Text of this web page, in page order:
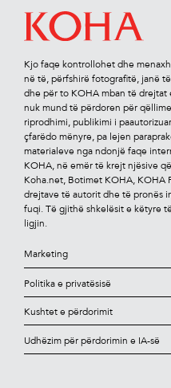
Kjo faqe kontrollohet dhe
në të, përfshirë fotograﬁtë, janë
dhe për to KOHA mban të drejtat
nuk mund të përdoren për
riprodhimi, publikimi i
çfarëdo mënyre, pa lejen
materialeve nga ndonjë faqe
KOHA, në emër të krejt njësive
Koha.net, Botimet KOHA, KOHA
drejtave të autorit dhe të pronës
fuqi. Të gjithë shkelësit e këtyre
ligjin.
Marketing
Politika e privatësisë
Kushtet e përdorimit
Udhëzim për përdorimin e IA-së